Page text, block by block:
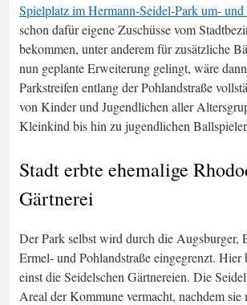
Spielplatz im Hermann-Seidel-Park um- und
schon dafür eigene Zuschüsse vom
bekommen, unter anderem für zusätzliche
nun geplante Erweiterung gelingt, wäre
Parkstreifen entlang der Pohlandstraße
von Kinder und Jugendlichen aller
Kleinkind bis hin zu jugendlichen
Stadt erbte ehemalige
Gärtnerei
Der Park selbst wird durch die Augsburger,
Ermel- und Pohlandstraße eingegrenzt. Hier
einst die Seidelschen Gärtnereien. Die
Areal der Kommune vermacht, nachdem sie